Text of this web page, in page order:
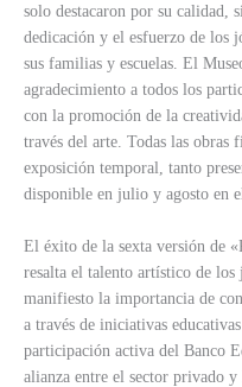
solo destacaron por su calidad,
dedicación y el esfuerzo de los
sus familias y escuelas. El
agradecimiento a todos los
con la promoción de la
través del arte. Todas las obras
exposición temporal, tanto
disponible en julio y agosto en
El éxito de la sexta versión de
resalta el talento artístico de los
manifiesto la importancia de
a través de iniciativas
participación activa del Banco
alianza entre el sector privado